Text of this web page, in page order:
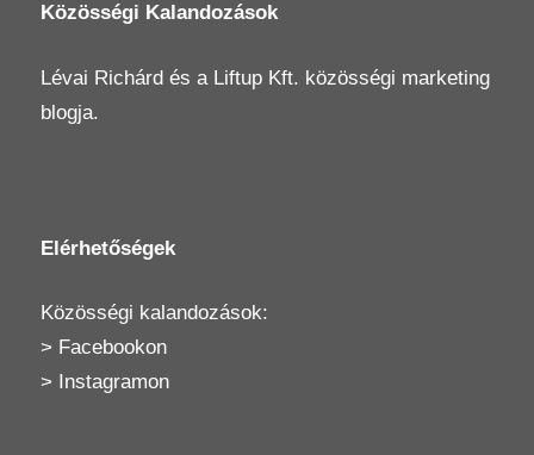
Közösségi Kalandozások
Lévai Richárd és a Liftup Kft. közösségi marketing
blogja.
Elérhetőségek
Közösségi kalandozások:
> Facebookon
> Instagramon